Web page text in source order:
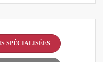
SPÉCIALISÉES